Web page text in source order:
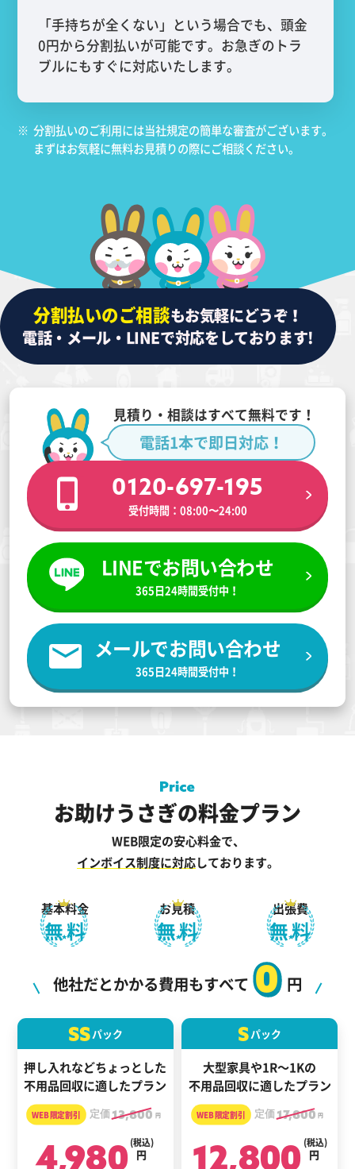
「手持ちが全くない」という場合でも、頭金
0円から分割払いが可能です。お急ぎのトラ
ブルにもすぐに対応いたします。
※ 分割払いのご利用には当社規定の簡単な審査がございます。
まずはお気軽に無料お見積りの際にご相談ください。
分割払いのご相談もお気軽にどうぞ！
電話・メール・LINEで対応をしております!
見積り・相談はすべて無料です！
電話1本で即日対応！
0120-697-195
受付時間：08:00〜24:00
LINEでお問い合わせ
365日24時間受付中！
メールでお問い合わせ
365日24時間受付中！
お助けうさぎの料金プラン
WEB限定の安心料金で、
インボイス制度に対応しております。
基本料金
無料
お見積
無料
出張費
無料
他社だとかかる費用もすべて
0
円
SSパック
押し入れなどちょっとした
不用品回収に適したプラン
定価13,800 円
4,980 円
(税込)
Sパック
大型家具や1R～1Kの
不用品回収に適したプラン
定価17,800 円
12,800 円
(税込)